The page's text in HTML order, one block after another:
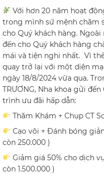
Với hơn 20 năm hoạt
trong mình sứ mệnh chăm
cho Quý khách hàng.
đến cho Quý khách hàng
mái và tiện nghi nhất. Vì
quay trở lại với một diện
ngày 18/8/2024 vừa qua.
TRƯƠNG, Nha khoa gửi
trình ưu đãi hấp dẫn:
Thăm Khám + Chụp CT
Cạo vôi + Đánh bóng
còn 250.000 )
Giảm giá 50% cho dịch
còn 1.500.000 )